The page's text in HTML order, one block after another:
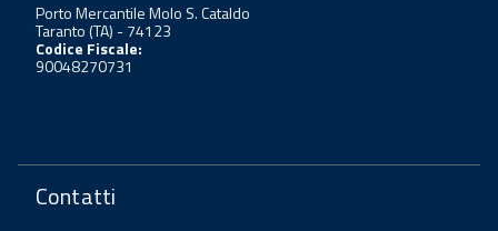
Porto Mercantile Molo S. Cataldo
Taranto (TA) - 74123
Codice Fiscale:
90048270731
Contatti